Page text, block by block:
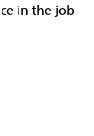
in the job